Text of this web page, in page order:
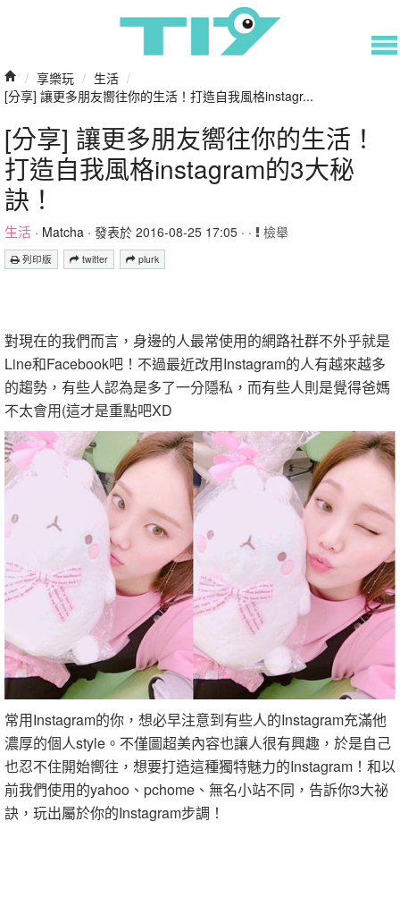
/ 享樂玩 / 生活 /
[分享] 讓更多朋友嚮往你的生活！打造自我風格instagr...
[分享] 讓更多朋友嚮往你的生活！
打造自我風格instagram的3大秘
訣！
生活 · Matcha · 發表於 2016-08-25 17:05 · · 檢舉
列印版 twitter plurk
對現在的我們而言，身邊的人最常使用的網路社群不外乎就是
Line和Facebook吧！不過最近改用Instagram的人有越來越多
的趨勢，有些人認為是多了一分隱私，而有些人則是覺得爸媽
不太會用(這才是重點吧XD
常用Instagram的你，想必早注意到有些人的Instagram充滿他
濃厚的個人style。不僅圖超美內容也讓人很有興趣，於是自己
也忍不住開始嚮往，想要打造這種獨特魅力的Instagram！和以
前我們使用的yahoo、pchome、無名小站不同，告訴你3大祕
訣，玩出屬於你的Instagram步調！